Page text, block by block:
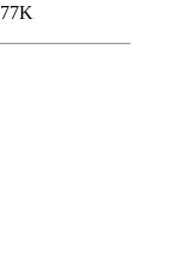
77K